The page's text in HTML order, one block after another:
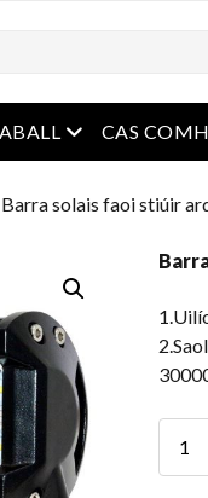
roghchlár
CAS
solais faoi stiúir
solais